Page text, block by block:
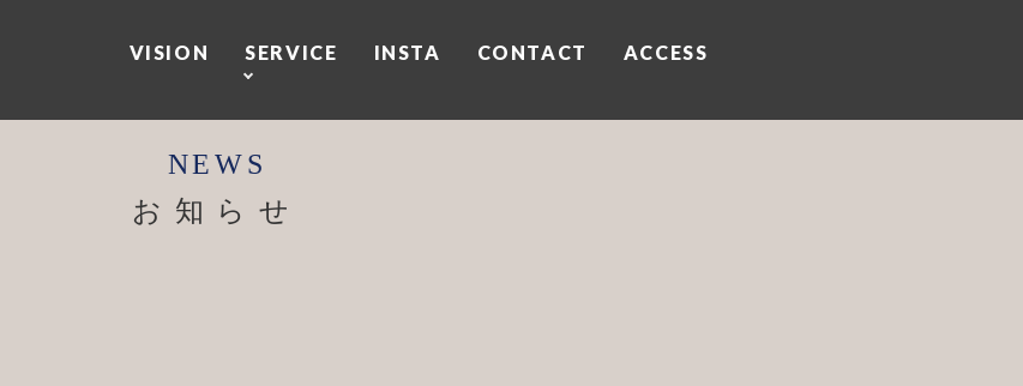
VISION SERVICE INSTA CONTACT ACCESS
お知らせ